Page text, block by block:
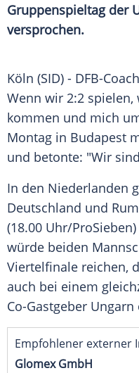
Gruppenspieltagder
versprochen.
Köln (SID) - DFB-
Wenn wir 2:2 spielen,
kommen und mich
Montag in Budapest
und betonte: "Wir
In den Niederlanden
Deutschland und
(18.00 Uhr/ProSieben
würde beiden
Viertelfinale reichen,
auch bei einem
Co-Gastgeber Ungarn
Empfohlener externer
Glomex GmbH